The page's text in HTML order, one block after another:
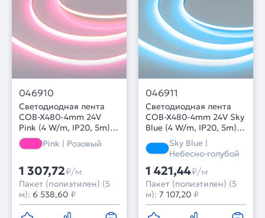
046910
Светодиодная лента
COB-X480-4mm 24V
Pink (4 W/m, IP20, 5m)
(Arlight, -)Pink | Розовый
1 307,72₽/м
Пакет (полиэтилен) (5
м): 6 538,60 ₽
046911
Светодиодная лента
COB-X480-4mm 24V Sky
Blue (4 W/m, IP20, 5m)
(Arlight, -)Sky Blue |
Небесно-голубой
1 421,44₽/м
Пакет (полиэтилен) (5
м): 7 107,20 ₽